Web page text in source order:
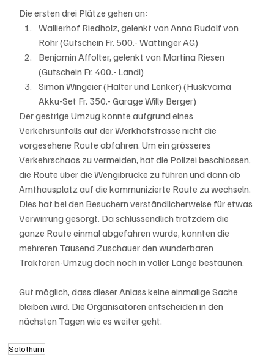
Die ersten drei Plätze gehen an:
Wallierhof Riedholz, gelenkt von Anna Rudolf von
Rohr (Gutschein Fr. 500.- Wattinger AG)
Benjamin Affolter, gelenkt von Martina Riesen
(Gutschein Fr. 400.- Landi)
Simon Wingeier (Halter und Lenker) (Huskvarna
Akku-Set Fr. 350.- Garage Willy Berger)
Der gestrige Umzug konnte aufgrund eines
Verkehrsunfalls auf der Werkhofstrasse nicht die
vorgesehene Route abfahren. Um ein grösseres
Verkehrschaos zu vermeiden, hat die Polizei beschlossen,
die Route über die Wengibrücke zu führen und dann ab
Amthausplatz auf die kommunizierte Route zu wechseln.
Dies hat bei den Besuchern verständlicherweise für etwas
Verwirrung gesorgt. Da schlussendlich trotzdem die
ganze Route einmal abgefahren wurde, konnten die
mehreren Tausend Zuschauer den wunderbaren
Traktoren-Umzug doch noch in voller Länge bestaunen.
Gut möglich, dass dieser Anlass keine einmalige Sache
bleiben wird. Die Organisatoren entscheiden in den
nächsten Tagen wie es weiter geht.
Solothurn